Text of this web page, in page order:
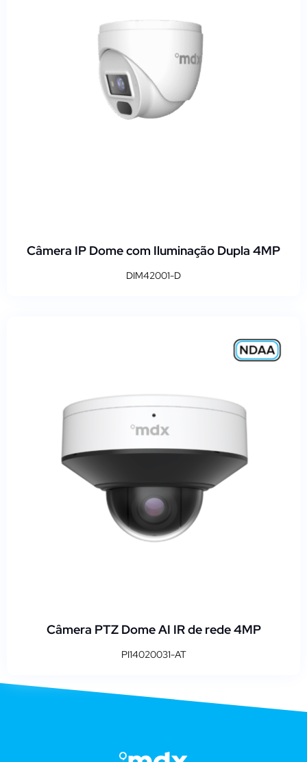
Câmera IP Dome com Iluminação Dupla 4MP
DIM42001-D
Câmera PTZ Dome AI IR de rede 4MP
PI14020031-AT